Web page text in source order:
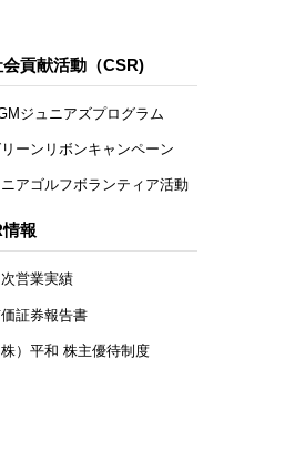
会貢献活動（CSR)
ジュニアズプログラム
ーンリボンキャンペーン
アゴルフボランティア活動
情報
次営業実績
証券報告書
株）平和 株主優待制度